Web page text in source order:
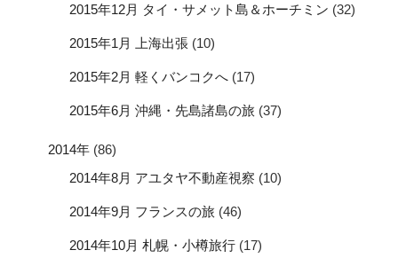
2015年12月 タイ・サメット島＆ホーチミン (32)
2015年1月 上海出張 (10)
2015年2月 軽くバンコクへ (17)
2015年6月 沖縄・先島諸島の旅 (37)
2014年 (86)
2014年8月 アユタヤ不動産視察 (10)
2014年9月 フランスの旅 (46)
2014年10月 札幌・小樽旅行 (17)